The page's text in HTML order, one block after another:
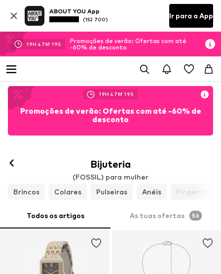
ABOUT YOU App
(152 700) Ir para a App
19H 47M 18S
Promoções de verão: Ofertas com até
-60% de desconto
19H 47M 18S
Promoções de verão: Ofertas com até -60% de
desconto
Bijuteria
(FOSSIL) para mulher
Brincos
Colares Pulseiras Anéis Pingentes
Todos os artigos As tuas ofertas 56